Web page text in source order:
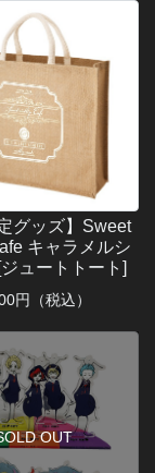
グッズ】Sweet
キャラメルシ
ュートトート]
円（税込）
OUT